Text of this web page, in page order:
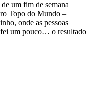
um fim de semana
Topo do Mundo –
onde as pessoas
um pouco… o resultado